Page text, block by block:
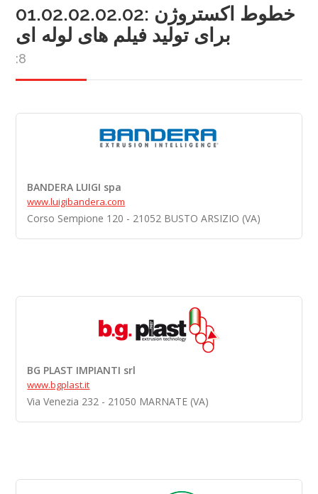
01.02.02.02.02: خطوط اکستروژن
برای تولید فیلم های لوله ای
:8
BANDERA LUIGI spa
www.luigibandera.com
Corso Sempione 120 - 21052 BUSTO ARSIZIO (VA)
BG PLAST IMPIANTI srl
www.bgplast.it
Via Venezia 232 - 21050 MARNATE (VA)